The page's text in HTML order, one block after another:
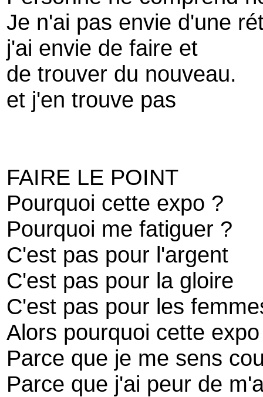
Je n'ai pas envie d'une
j'ai envie de faire et
de trouver du nouveau.
et j'en trouve pas
FAIRE LE POINT
Pourquoi cette expo ?
Pourquoi me fatiguer ?
C'est pas pour l'argent
C'est pas pour la gloire
C'est pas pour les
Alors pourquoi cette
Parce que je me sens
Parce que j'ai peur de